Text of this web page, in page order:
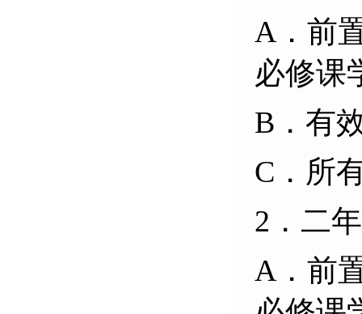
A．前
必修课
B．有
C．所
2．二
A．前